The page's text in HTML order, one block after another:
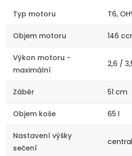
Typ motoru T6,
Objem motoru 146
Výkon motoru -
maximální
2,6 /
Záběr 51 cm
Objem koše 65 l
Nastavení výšky
sečení